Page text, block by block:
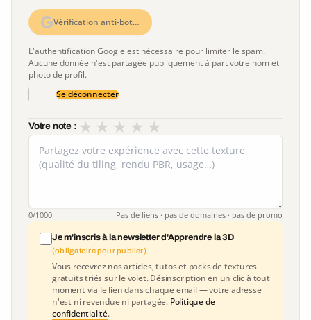
Vérification anti-bot…
L'authentification Google est nécessaire pour limiter le spam.
Aucune donnée n'est partagée publiquement à part votre nom et
photo de profil.
Se déconnecter
Votre note : ★
★
★
★
★
0/1000 Pas de liens · pas de domaines · pas de promo
Je m'inscris à la newsletter d'Apprendre la 3D
(obligatoire pour publier)
Vous recevrez nos articles, tutos et packs de textures
gratuits triés sur le volet. Désinscription en un clic à tout
moment via le lien dans chaque email — votre adresse
n'est ni revendue ni partagée. Politique de
confidentialité.